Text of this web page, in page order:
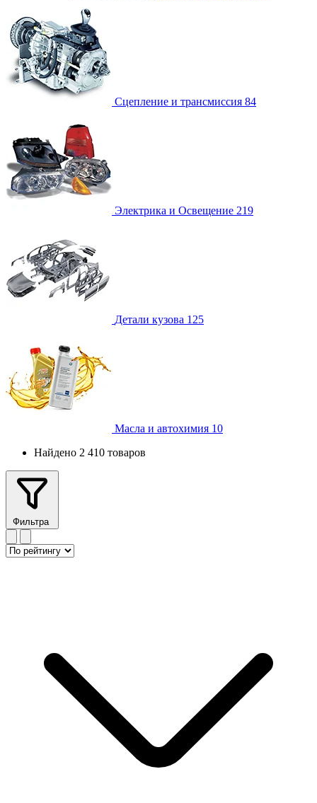
Сцепление и трансмиссия 84
Электрика и Освещение 219
Детали кузова 125
Масла и автохимия 10
Найдено 2 410 товаров
Фильтра